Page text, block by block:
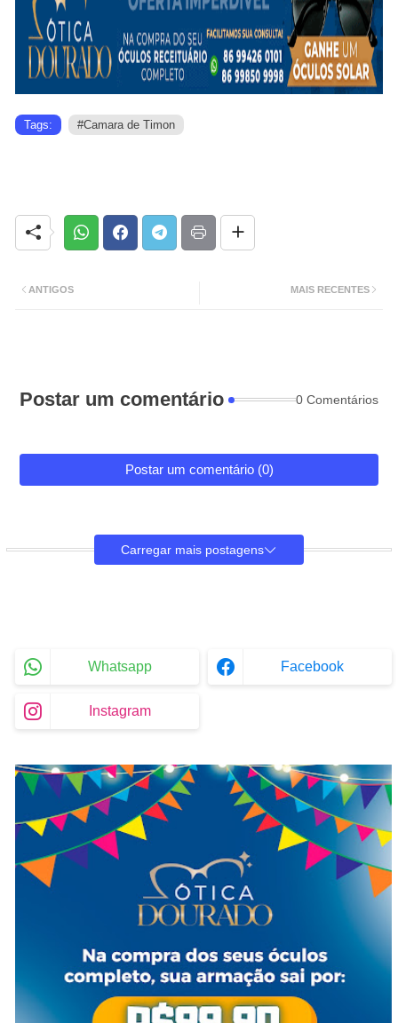
Tags: #Camara de Timon
MAIS RECENTES
ANTIGOS
Postar um comentário 0 Comentários
Postar um comentário (0)
Carregar mais postagens
Whatsapp Facebook
Instagram